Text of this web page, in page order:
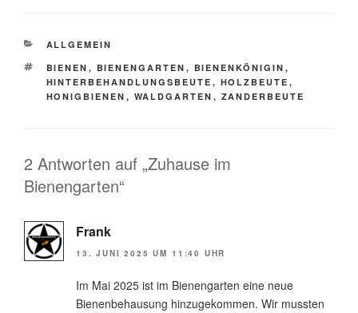
b
o
o
l
n
KATEGORIEN
ALLGEMEIN
SCHLAGWÖRTER
BIENEN , BIENENGARTEN , BIENENKÖNIGIN ,
HINTERBEHANDLUNGSBEUTE , HOLZBEUTE ,
HONIGBIENEN , WALDGARTEN , ZANDERBEUTE
2 Antworten auf „Zuhause im
Bienengarten“
Frank
13. JUNI 2025 UM 11:40 UHR
Im Mai 2025 ist im Bienengarten eine neue
Bienenbehausung hinzugekommen. Wir mussten